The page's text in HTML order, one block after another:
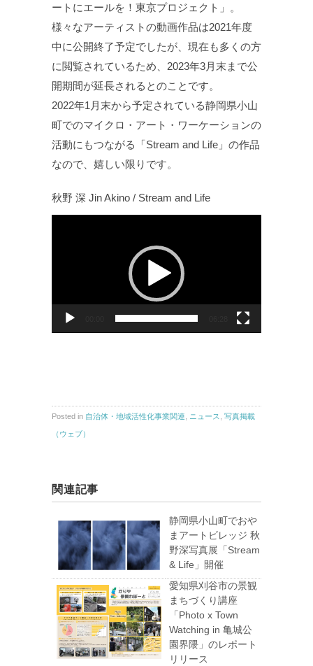
ートにエールを！東京プロジェクト」。
様々なアーティストの動画作品は2021年度
中に公開終了予定でしたが、現在も多くの方
に閲覧されているため、2023年3月末まで公
開期間が延長されるとのことです。
2022年1月末から予定されている静岡県小山
町でのマイクロ・アート・ワーケーションの
活動にもつながる「Stream and Life」の作品
なので、嬉しい限りです。
秋野 深 Jin Akino / Stream and Life
Posted in 自治体・地域活性化事業関連, ニュース, 写真掲載
（ウェブ）
関連記事
静岡県小山町でおや
まアートビレッジ 秋
野深写真展「Stream
& Life」開催
愛知県刈谷市の景観
まちづくり講座
「Photo x Town
Watching in 亀城公
園界隈」のレポート
リリース